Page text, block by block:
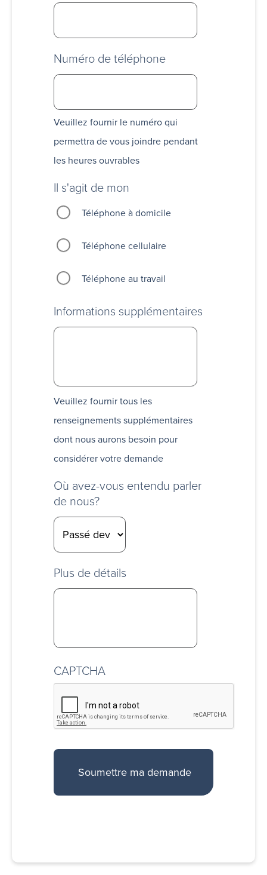
Numéro de téléphone
Veuillez fournir le numéro qui
permettra de vous joindre pendant
les heures ouvrables
Il s'agit de mon
Téléphone à domicile
Téléphone cellulaire
Téléphone au travail
Informations supplémentaires
Veuillez fournir tous les
renseignements supplémentaires
dont nous aurons besoin pour
considérer votre demande
Où avez-vous entendu parler
de nous?
Plus de détails
CAPTCHA